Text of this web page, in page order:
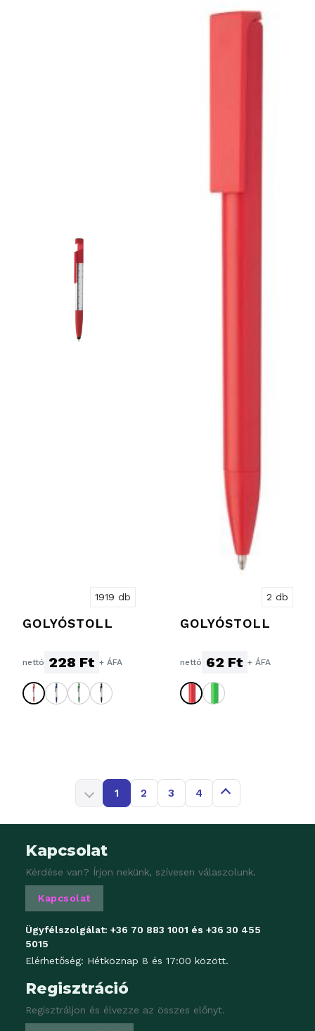
1919 db
GOLYÓSTOLL
nettó 228 Ft + ÁFA
2 db
GOLYÓSTOLL
nettó 62 Ft + ÁFA
1 2 3 4
Kapcsolat
Kérdése van? Írjon nekünk, szívesen válaszolunk.
Kapcsolat
Ügyfélszolgálat: +36 70 883 1001 és +36 30 455
5015
Elérhetőség: Hétköznap 8 és 17:00 között.
Regisztráció
Regisztráljon és élvezze az összes előnyt.